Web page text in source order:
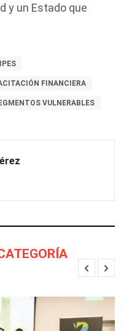
y un Estado que
FINANCIERA
VULNERABLES